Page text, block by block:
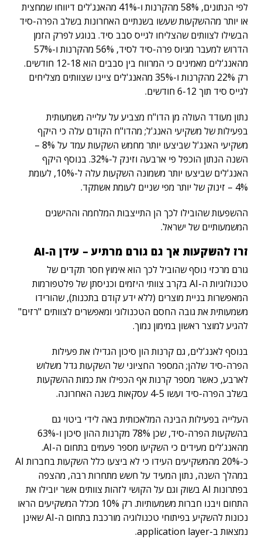
לפי הנתונים, 58% מהקרנות ו-41% מהאנג'לים דיווחו שמחצית
או יותר מההשקעות שעשו בשנתיים האחרונות בשלב הפרה-סיד
הבשילו לצוותים שהצליחו לגייס סבב סיד. בנוגע לפרק הזמן
הדרוש למעבר מגיוס פרה-סיד לסיד, 56% מהקרנות ו-57%
מהאנג'לים מאמינים כי המרווח בין סבבים הוא 12-18 חודשים.
רק 22% מהקרנות ו-35% מהאנג'לים ציינו שצוותים מצליחים
לגייס סיד תוך 6-12 חודשים.
נתון מעודד העולה מן הדו"ח מצביע על עלייה משמעותית
בפעילות של משקיעי האנג'ל; מהדו"ח הקודם עלה כי היקף
משקיעי האנג'ל שביצעו יותר מחמש השקעות עמד על 8% –
השנה הנתון הוכפל פי ארבעה וזינק ל-32%. בנוסף היקף
האנג'לים שביצעו יותר משמונה השקעות עלה ל-10%, לעומת
4% – זינוק של יותר מפי שניים לעומת אשתקד.
ההשפעות שהובילו לכך הן התייצבות המלחמה וההישגים
המשמעותיים של ישראל.
זרז להשקעות אך גם גורם מרתיע – עידן ה-AI
גורם מרכזי נוסף שהוביל לכך הוא אימוץ חסר תקדים של
טכנולוגיות ה-AI בקרב צוותי היזמים וכניסתן של פלטפורמות
המאפשרות בניית מוצרים (ללא ידע קודם בתכנות), שהורידו
משמעותית את גובה החסם הטכנולוגי ומאפשרים לצוותים "רזים"
להגיע למוצר ראשון במימון נמוך.
בנוסף לאנג'לים, גם קרנות הון סיכון הגדילו את פעילות
הפרה-סיד שלהן; המספר החציוני של השקעות גדל משלוש
לארבע, כאשר מספר קרנות אף הכפילו את כמות ההשקעות
בשלב הפרה-סיד ועשו 4-5 עסקאות בשנה האחרונה.
העלייה בפעילות הבינה המלאכותית באה לידי ביטוי גם
בהשקעות הפרה-סיד, שכן 78% מקרנות ההון סיכון ו-63%
מהאנג'לים מעידים כי השקיעו מספר פעמים בתחום ה-AI.
כ-20% מהמשקיעים העידו כי לא ביצעו כלל השקעות בחברות AI
במהלך השנה, נתון המעיד על חשש מתחרות רבה, מהצפה
בפתרונות AI בשוק וגם על הקושי לזהות צוותים אשר יובילו את
התחום ויבנו חברות משמעותיות. רק 10% מכלל המשקיעים הראו
נכונות להשקיע בפיתוחי טכנולוגיה מורכבת בתחום ה-AI שאינן
נמצאות ב-application layer.